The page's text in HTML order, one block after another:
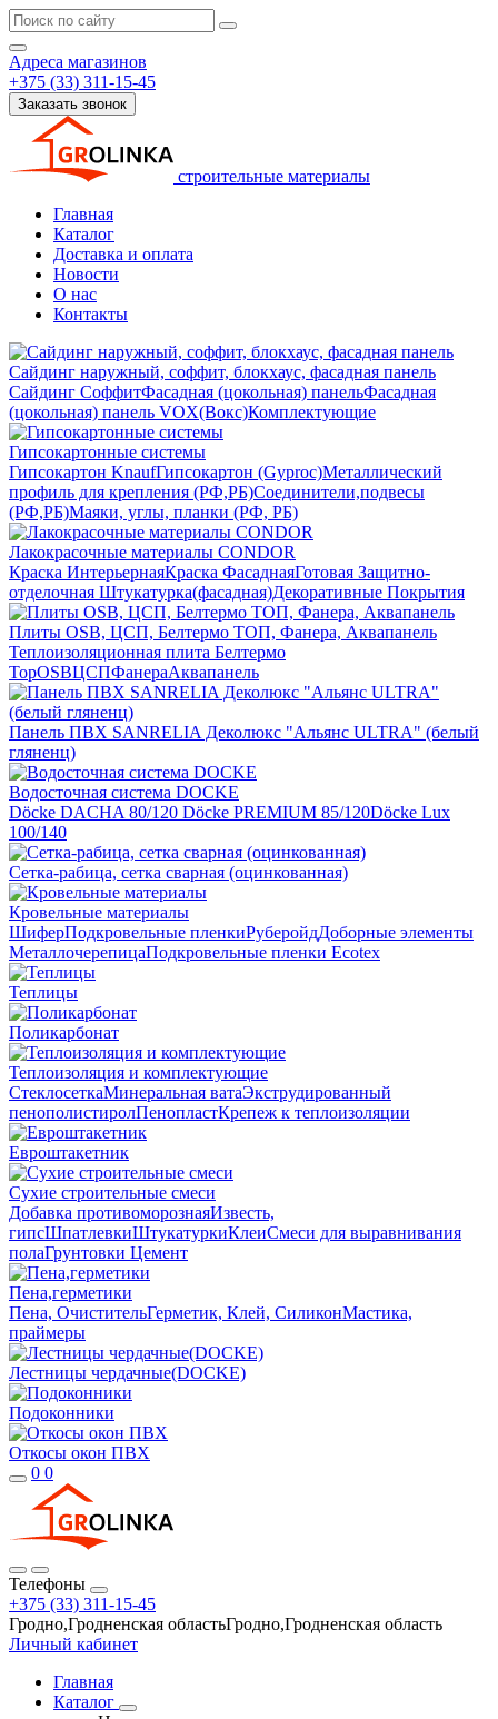
Адреса магазинов
+375 (33) 311-15-45
Заказать звонок
строительные материалы
Главная
Каталог
Доставка и оплата
Новости
О нас
Контакты
Сайдинг наружный, соффит, блокхаус, фасадная панель
Сайдинг СоффитФасадная (цокольная) панельФасадная
(цокольная) панель VOX(Вокс)Комплектующие
Гипсокартонные системы
Гипсокартон KnaufГипсокартон (Gyproc)Металлический
профиль для крепления (РФ,РБ)Соединители,подвесы
(РФ,РБ)Маяки, углы, планки (РФ, РБ)
Лакокрасочные материалы CONDOR
Краска ИнтерьернаяКраска ФасаднаяГотовая Защитно-
отделочная Штукатурка(фасадная)Декоративные Покрытия
Плиты OSB, ЦСП, Белтермо ТОП, Фанера, Аквапанель
Теплоизоляционная плита Белтермо
TopOSBЦСПФанераАквапанель
Панель ПВХ SANRELIA Деколюкс "Альянс ULTRA" (белый
гляненц)
Водосточная система DOCKE
Döсkе DACHA 80/120 Döcke PREMIUM 85/120Döсkе Luх
100/140
Сетка-рабица, сетка сварная (оцинкованная)
Кровельные материалы
ШиферПодкровельные пленкиРуберойдДоборные элементы
МеталлочерепицаПодкровельные пленки Ecotex
Теплицы
Поликарбонат
Теплоизоляция и комплектующие
СтеклосеткаМинеральная ватаЭкструдированный
пенополистиролПенопластКрепеж к теплоизоляции
Евроштакетник
Сухие строительные смеси
Добавка противоморознаяИзвесть,
гипсШпатлевкиШтукатуркиКлеиСмеси для выравнивания
полаГрунтовки Цемент
Пена,герметики
Пена, ОчистительГерметик, Клей, СиликонМастика,
праймеры
Лестницы чердачные(DOCKE)
Подоконники
Откосы окон ПВХ
0 0
Телефоны
+375 (33) 311-15-45
Гродно,Гродненская областьГродно,Гродненская область
Личный кабинет
Главная
Каталог